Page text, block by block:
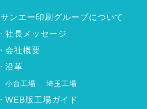
サンエー印刷グループについて
社長メッセージ
会社概要
沿革
小台工場 埼玉工場
WEB版工場ガイド